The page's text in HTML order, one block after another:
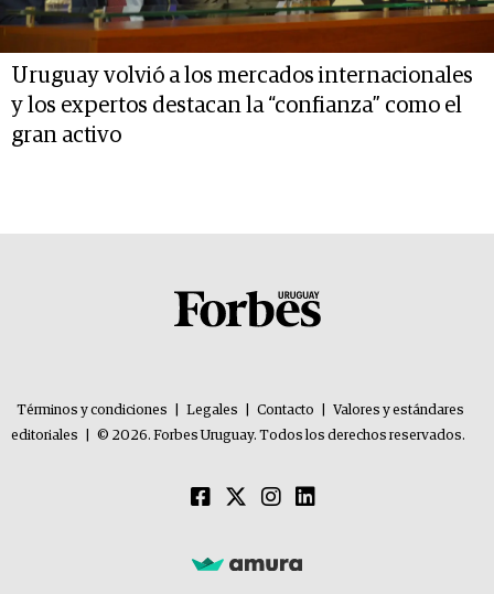
Uruguay volvió a los mercados internacionales
y los expertos destacan la “confianza” como el
gran activo
Términos y condiciones Legales Contacto
Valores y estándares
editoriales
© 2026. Forbes Uruguay. Todos los derechos reservados.